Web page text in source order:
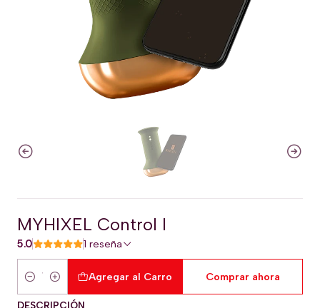
MYHIXEL Control l
5.0 1 reseña
Cantidad
Agregar al Carro Comprar ahora
DESCRIPCIÓN